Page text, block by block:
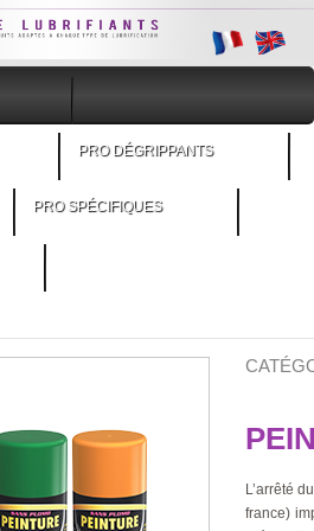
PRO DÉGRIPPANTS
PRO SPÉCIFIQUES
L’arrêté
france)